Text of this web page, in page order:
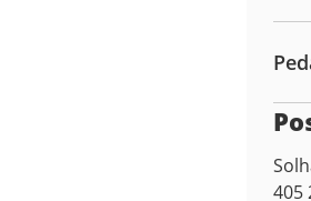
405